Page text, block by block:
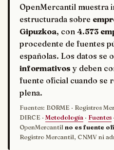
OpenMercantil muestra
estructurada sobre
Gipuzkoa, con 4.573
procedente de fuentes
españolas. Los datos se
informativos y deben
fuente oficial cuando se
plena.
Fuentes: BORME · Registros
DIRCE · Metodología · Fuentes ·
OpenMercantil no es fuente
Registro Mercantil, CNMV ni